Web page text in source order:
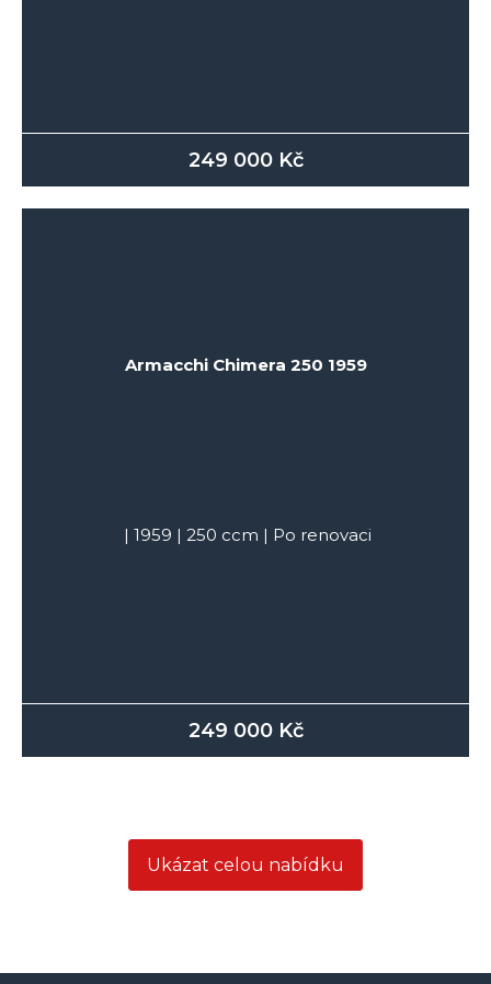
249 000Kč
Armacchi Chimera 250 1959
| 1959 | 250 ccm | Po renovaci
249 000Kč
Ukázat celou nabídku